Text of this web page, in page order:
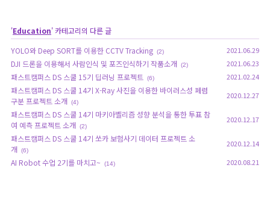
'Education' 카테고리의 다른 글
YOLO와 Deep SORT를 이용한 CCTV Tracking (2) 2021.06.29
DJI 드론을 이용해서 사람인식 및 포즈인식하기 작품소개 (2) 2021.06.23
패스트캠퍼스 DS 스쿨 15기 딥러닝 프로젝트 (6) 2021.02.24
패스트캠퍼스 DS 스쿨 14기 X-Ray 사진을 이용한 바이러스성 페렴
구분 프로젝트 소개 (4)
2020.12.27
패스트캠퍼스 DS 스쿨 14기 마키아벨리즘 성향 분석을 통한 투표 참
여 예측 프로젝트 소개 (2)
2020.12.17
패스트캠퍼스 DS 스쿨 14기 쏘카 보험사기 데이터 프로젝트 소
개 (6)
2020.12.14
AI Robot 수업 2기를 마치고~ (14) 2020.08.21